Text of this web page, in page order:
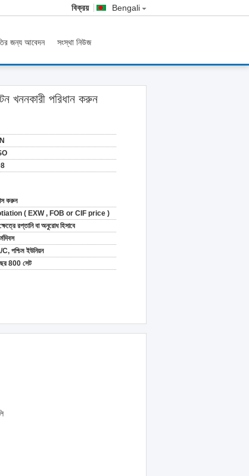
Bengali
বিক্রয়
জন্য আবেদন সংস্থা নিউজ
খননকারী পরিধান করুন
করুন
( EXW , FOB or CIF price )
রপ্তানি বা অনুরোধ হিসাবে
পশ্চিম ইউনিয়ন
800 সেট